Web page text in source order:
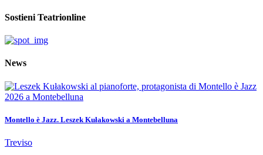
Sostieni Teatrionline
News
Montello è Jazz. Leszek Kułakowski a Montebelluna
Treviso